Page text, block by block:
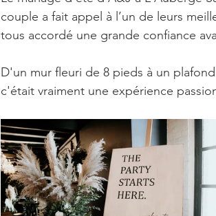
couple a fait appel à l’un de leurs
tous accordé une grande confiance
D'un mur fleuri de 8 pieds à un
c'était vraiment une expérience